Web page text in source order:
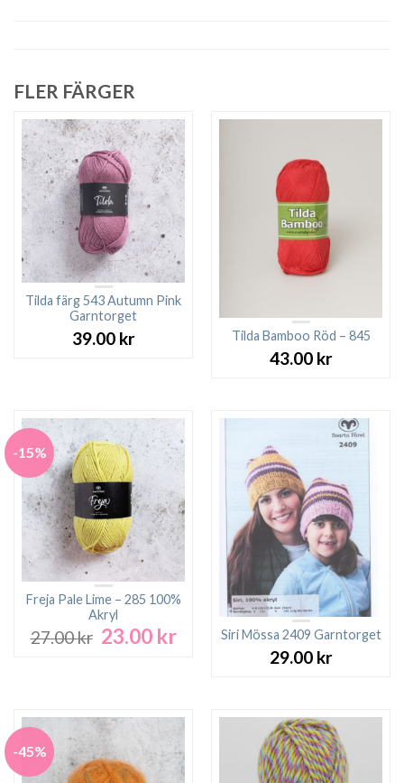
FLER FÄRGER
Tilda färg 543 Autumn Pink
Garntorget
39.00 kr Tilda Bamboo Röd – 845
43.00 kr
-15%
Freja Pale Lime – 285 100%
Akryl
27.00kr Det
23.00 krDet
Siri Mössa 2409 Garntorget
29.00 kr
-45%